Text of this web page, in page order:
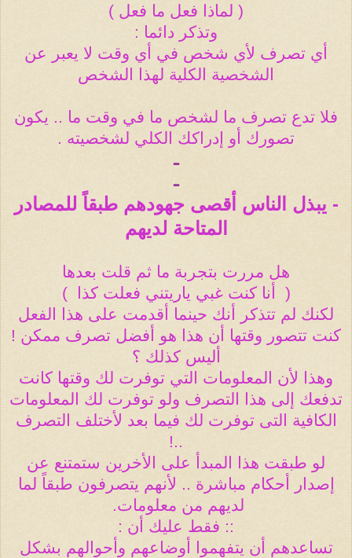
( لماذا فعل ما فعل )
وتذكر دائما :
أي تصرف لأي شخص في أي وقت لا يعبر عن
الشخصية الكلية لهذا الشخص
فلا تدع تصرف ما لشخص ما في وقت ما .. يكون
تصورك أو إدراكك الكلي لشخصيته .
ـ
ـ
- يبذل الناس أقصى جهودهم طبقاً للمصادر
المتاحة لديهم
هل مررت بتجربة ما ثم قلت بعدها
(
أنا كنت غبي ياريتني فعلت كذا
)
لكنك لم تتذكر أنك حينما أقدمت على هذا الفعل
كنت تتصور وقتها أن هذا هو أفضل تصرف ممكن !
أليس كذلك ؟
وهذا لأن المعلومات التي توفرت لك وقتها كانت
تدفعك إلى هذا التصرف ولو توفرت لك المعلومات
الكافية التى توفرت لك فيما بعد لأختلف التصرف
..!
لو طبقت هذا المبدأ على الأخرين ستمتنع عن
إصدار أحكام مباشرة .. لأنهم يتصرفون طبقاً لما
لديهم من معلومات.
:: فقط عليك أن :
تساعدهم أن يتفهموا أوضاعهم وأحوالهم بشكل